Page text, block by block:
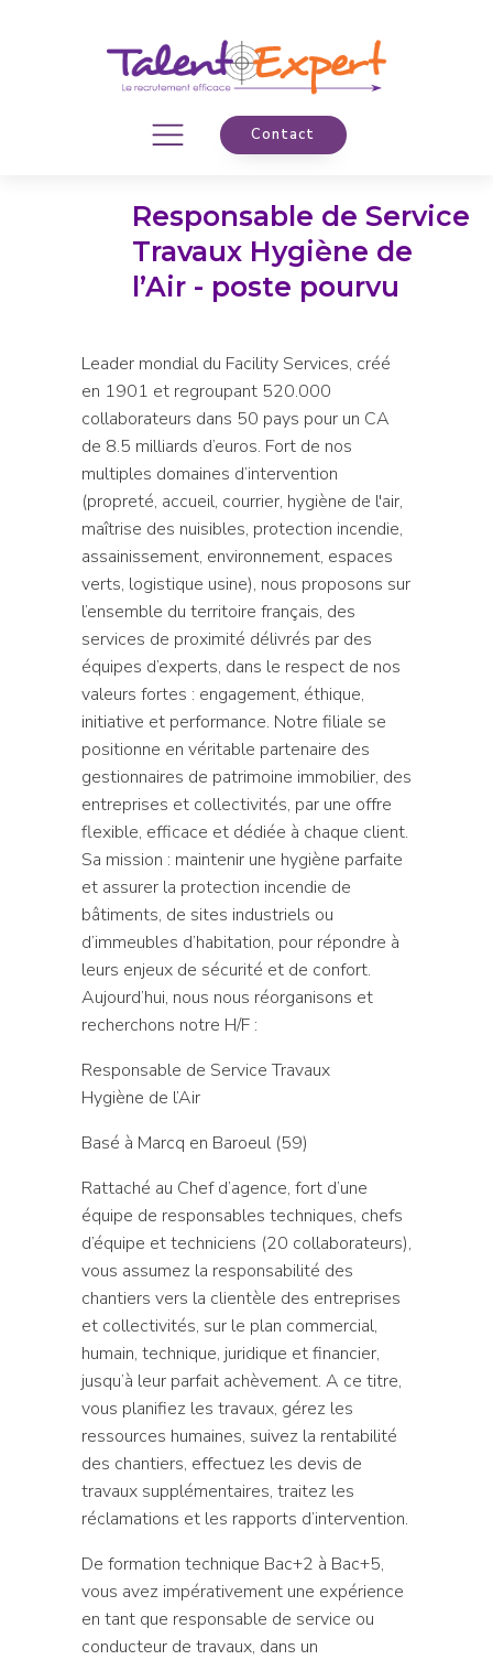
Contact
Responsable de Service
Travaux Hygiène de
l’Air - poste pourvu
Leader mondial du Facility Services, créé
en 1901 et regroupant 520.000
collaborateurs dans 50 pays pour un CA
de 8.5 milliards d’euros. Fort de nos
multiples domaines d’intervention
(propreté, accueil, courrier, hygiène de l'air,
maîtrise des nuisibles, protection incendie,
assainissement, environnement, espaces
verts, logistique usine), nous proposons sur
l’ensemble du territoire français, des
services de proximité délivrés par des
équipes d’experts, dans le respect de nos
valeurs fortes : engagement, éthique,
initiative et performance. Notre filiale se
positionne en véritable partenaire des
gestionnaires de patrimoine immobilier, des
entreprises et collectivités, par une offre
flexible, efficace et dédiée à chaque client.
Sa mission : maintenir une hygiène parfaite
et assurer la protection incendie de
bâtiments, de sites industriels ou
d’immeubles d’habitation, pour répondre à
leurs enjeux de sécurité et de confort.
Aujourd’hui, nous nous réorganisons et
recherchons notre H/F :
Responsable de Service Travaux
Hygiène de l’Air
Basé à Marcq en Baroeul (59)
Rattaché au Chef d’agence, fort d’une
équipe de responsables techniques, chefs
d’équipe et techniciens (20 collaborateurs),
vous assumez la responsabilité des
chantiers vers la clientèle des entreprises
et collectivités, sur le plan commercial,
humain, technique, juridique et financier,
jusqu’à leur parfait achèvement. A ce titre,
vous planifiez les travaux, gérez les
ressources humaines, suivez la rentabilité
des chantiers, effectuez les devis de
travaux supplémentaires, traitez les
réclamations et les rapports d’intervention.
De formation technique Bac+2 à Bac+5,
vous avez impérativement une expérience
en tant que responsable de service ou
conducteur de travaux, dans un